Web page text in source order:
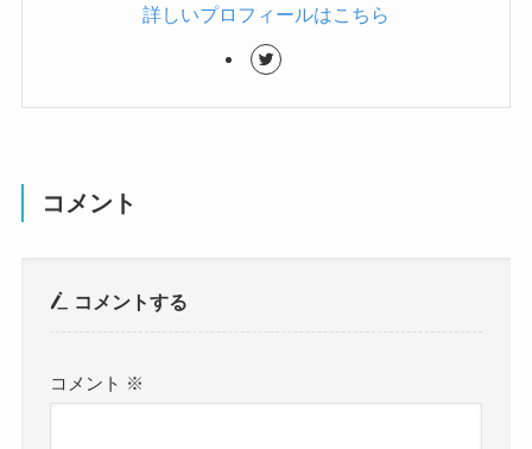
詳しいプロフィールはこちら
コメント
コメントする
コメント ※